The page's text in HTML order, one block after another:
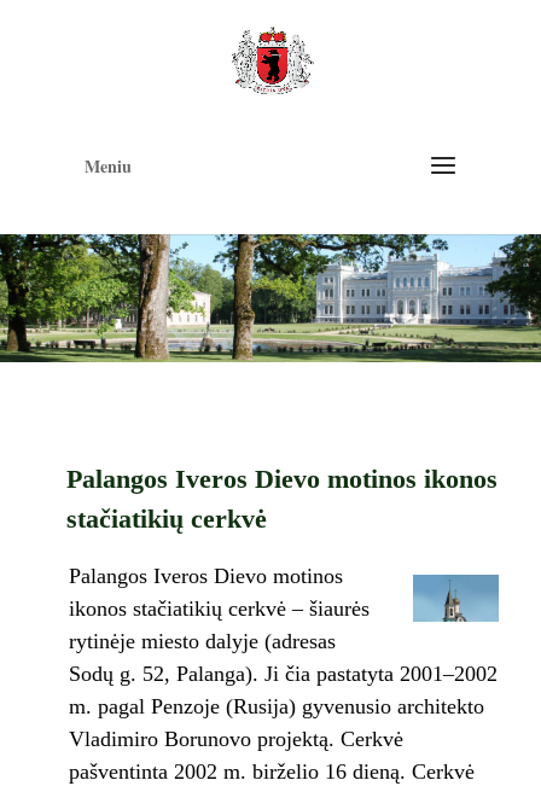
Meniu
Palangos Iveros Dievo motinos ikonos
stačiatikių cerkvė
Palangos Iveros Dievo motinos
ikonos stačiatikių cerkvė – šiaurės
rytinėje miesto dalyje (adresas
Sodų g. 52, Palanga). Ji čia pastatyta 2001–2002
m. pagal Penzoje (Rusija) gyvenusio architekto
Vladimiro Borunovo projektą. Cerkvė
pašventinta 2002 m. birželio 16 dieną. Cerkvė